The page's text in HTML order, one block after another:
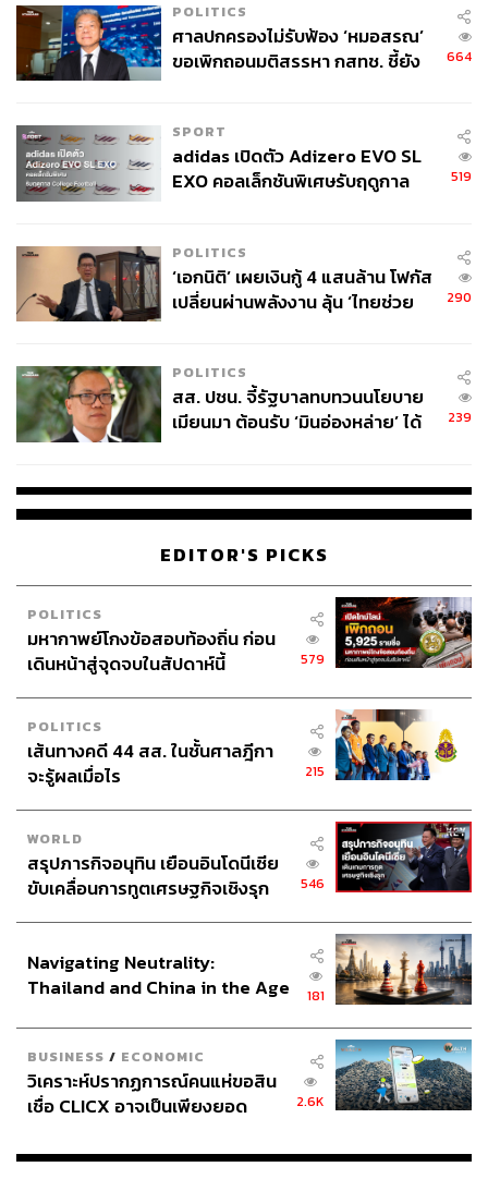
ว่า เรายังต้องจับตาดูต่อไปว่าข้อตกลงที่สวยหรูเหล่านี้จะถูก
นำไปปฏิบัติจริง หรือเป็นเพียงแค่วาทกรรมทางการทูตเพื่อซื้อ
เวลาในยุคที่
สงครามเทคโนโลยีระหว่างสองมหาอำนาจยัง
อ้างอิง:
https://www.whitehouse.gov/fact-sheets/2026/05/fact-
sheet-president-donald-j-trump-secures-historic-deal
-and-industry/
https://www.cnbc.com/2026/05/18/us-china-announc
e-deals-after-trump-xi-summit.html
https://www.scmp.com/economy/global-economy/arti
-investment-councils-after-xi-trump-summit
https://www.reuters.com/world/china/china-signals-ta
riff-cuts-advances-farm-market-access-after-trump-xi-
https://www.bbc.com/news/articles/clypj01189lo
https://www.cbc.ca/news/world/trump-xi-china-summi
https://www.bloomberg.com/news/articles/2026-05-1
7/us-says-china-to-buy-17-billion-of-agricultural-goo
ds-annually?srnd=homepage-asia
สามารถติดตาม THE STANDARD WEALTH
ผ่านแอปพลิเคชันต่างๆ ที่คุณสะดวกหรือใช้งานอยู่แล้วได้เลย
TAGS: China แร่หายาก Iran Xi Jinping
G20
Taiwan
APEC Boeing
สินค้าเกษตร
สงครามเทคโนโลยี
Donald Trump
Geopolitics
POLITICS
ศาลปกครองไม่รับฟ้อง ‘หมอสรณ’
ขอเพิกถอนมติสรรหา กสทช. ชี้ยัง
664
SPORT
adidas เปิดตัว Adizero EVO SL
EXO คอลเล็กชันพิเศษรับฤดูกาล
519
POLITICS
‘เอกนิติ’ เผยเงินกู้ 4 แสนล้าน โฟกัส
เปลี่ยนผ่านพลังงาน ลุ้น ‘ไทยช่วย
290
POLITICS
สส. ปชน. จี้รัฐบาลทบทวนนโยบาย
เมียนมา ต้อนรับ ‘มินอ่องหล่าย’ ได้
239
EDITOR'S PICKS
POLITICS
มหากาพย์โกงข้อสอบท้องถิ่น ก่อน
เดินหน้าสู่จุดจบในสัปดาห์นี้
579
POLITICS
เส้นทางคดี 44 สส. ในชั้นศาลฎีกา
จะรู้ผลเมื่อไร
215
WORLD
สรุปภารกิจอนุทิน เยือนอินโดนีเซีย
ขับเคลื่อนการทูตเศรษฐกิจเชิงรุก
546
Navigating Neutrality:
Thailand and China in the Age
181
BUSINESS / ECONOMIC
วิเคราะห์ปรากฏการณ์คนแห่ขอสิน
เชื่อ CLICX อาจเป็นเพียงยอด
เรือนไทยที่ถูกซุกไว้
2.6K